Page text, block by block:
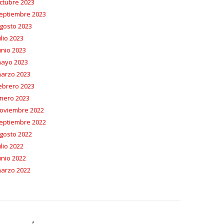
2023
2023
2023
2023
2023
2023
2023
2023
2023
2022
2022
2022
2022
2022
2022